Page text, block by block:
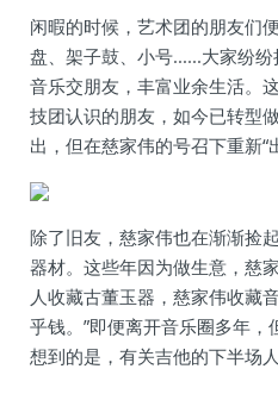
闲暇的时候，艺术团的朋友们
盘、架子鼓、小号......大家纷
音乐交朋友，丰富业余生活。
技团认识的朋友，如今已转型
出，但在慈家伟的号召下重新“
除了旧友，慈家伟也在渐渐捡
器材。这些年因为做生意，慈
人收藏古董玉器，慈家伟收藏
乎钱。”即便离开音乐圈多年
想到的是，有关吉他的下半场